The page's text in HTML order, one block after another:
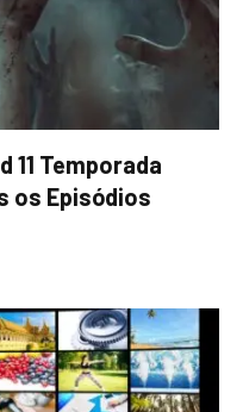
11 Temporada
os Episódios